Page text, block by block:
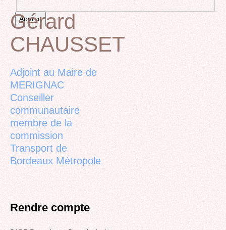
Back
to
Gérard
CHAUSSET
Adjoint au Maire de
MERIGNAC
Conseiller
communautaire
membre de la
commission
Transport de
Bordeaux Métropole
Rendre compte